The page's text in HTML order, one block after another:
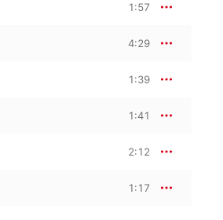
1:57
4:29
1:39
1:41
2:12
1:17